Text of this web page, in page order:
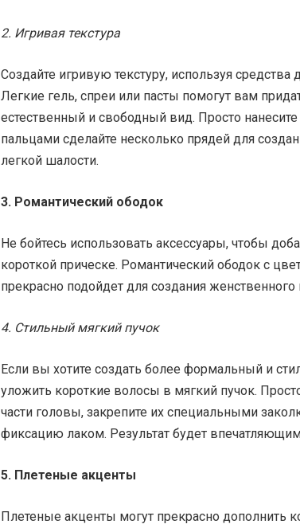
2. Игривая текстура
Создайте игривую текстуру, используя средства
Легкие гель, спреи или пасты помогут вам
естественный и свободный вид. Просто
пальцами сделайте несколько прядей для
легкой шалости.
3. Романтический ободок
Не бойтесь использовать аксессуары, чтобы
короткой прическе. Романтический ободок с
прекрасно подойдет для создания женственного
4. Стильный мягкий пучок
Если вы хотите создать более формальный и
уложить короткие волосы в мягкий пучок.
части головы, закрепите их специальными
фиксацию лаком. Результат будет
5. Плетеные акценты
Плетеные акценты могут прекрасно дополнить